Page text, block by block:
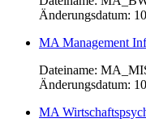
Änderungsdatum:
MA Management
Dateiname:
Änderungsdatum:
MA